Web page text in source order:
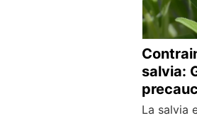
salvia:
La salvia